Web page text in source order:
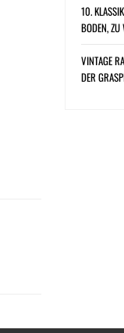
10.
BODEN, ZU
VINTAGE
DER